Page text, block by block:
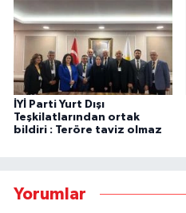
İYİ Parti Yurt Dışı
Teşkilatlarından ortak
bildiri : Teröre taviz olmaz
Yorumlar